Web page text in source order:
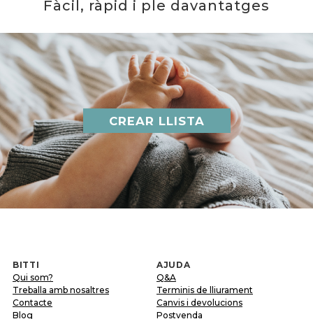
Fàcil, ràpid i ple davantatges
CREAR LLISTA
BITTI
Qui som?
Treballa amb nosaltres
Contacte
Blog
AJUDA
Q&A
Terminis de lliurament
Canvis i devolucions
Postvenda